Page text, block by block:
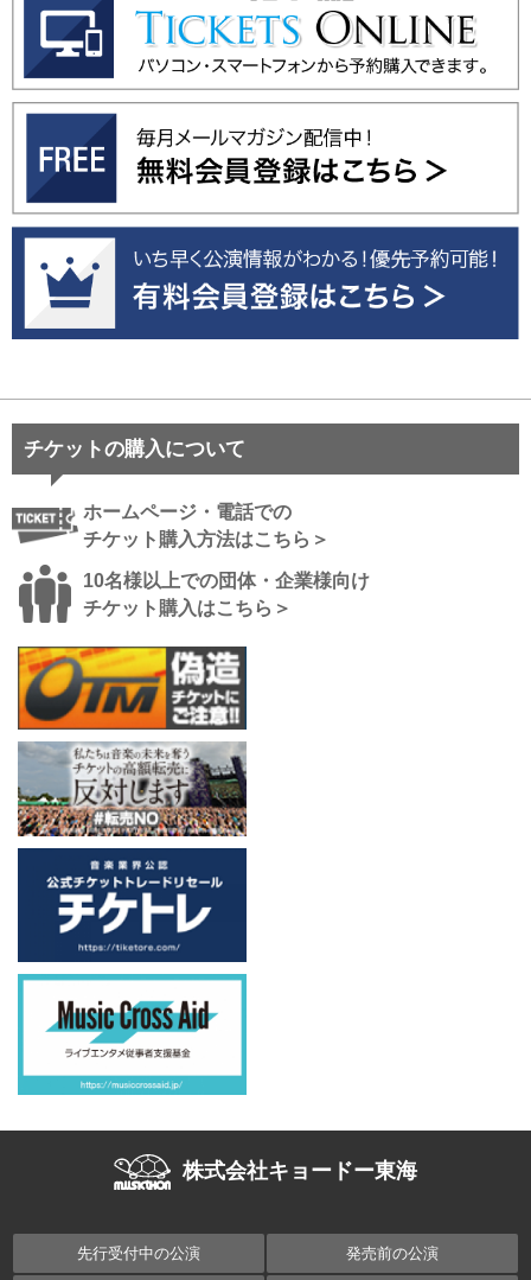
チケットの購入について
ホームページ・電話での
チケット購入方法はこちら＞
10名様以上での団体・企業様向け
チケット購入はこちら＞
株式会社キョードー東海
先行受付中の公演 発売前の公演